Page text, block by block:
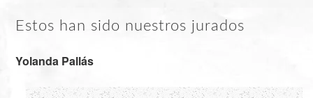
Estos han sido nuestros jurados
Yolanda Pallás